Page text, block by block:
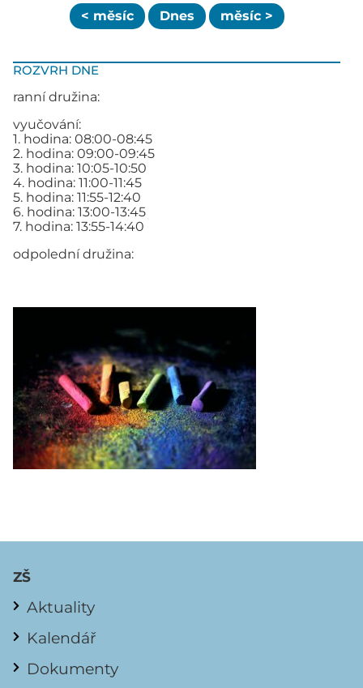
< měsíc Dnes měsíc >
ROZVRH DNE
ranní družina:
vyučování:
1. hodina: 08:00-08:45
2. hodina: 09:00-09:45
3. hodina: 10:05-10:50
4. hodina: 11:00-11:45
5. hodina: 11:55-12:40
6. hodina: 13:00-13:45
7. hodina: 13:55-14:40
odpolední družina:
ZŠ
Aktuality
Kalendář
Dokumenty